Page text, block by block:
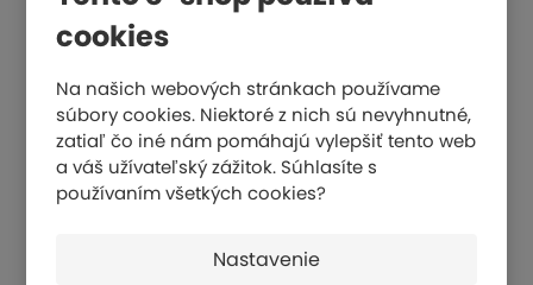
cookies
Na našich webových stránkach používame
súbory cookies. Niektoré z nich sú nevyhnutné,
zatiaľ čo iné nám pomáhajú vylepšiť tento web
a váš užívateľský zážitok. Súhlasíte s
používaním všetkých cookies?
Nastavenie